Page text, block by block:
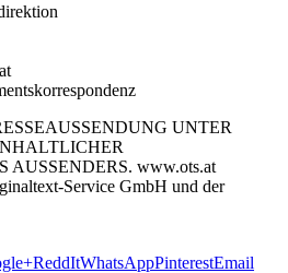
UNTER
www.ots.at
Service GmbH und der
ReddItWhatsAppPinterestEmail